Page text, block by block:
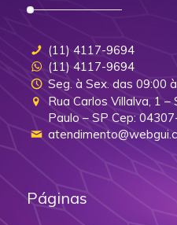
(11) 4117-9694
(11) 4117-9694
Seg. à Sex. das 09:00
Rua Carlos Villalva, 1
Paulo – SP Cep:
Páginas